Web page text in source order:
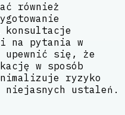
również
konsultacje
na pytania w
upewnić się, że
w sposób
ryzyko
niejasnych ustaleń.